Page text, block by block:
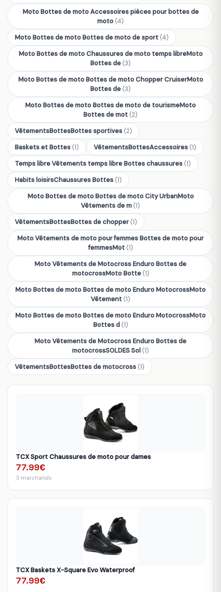
Moto Bottes de moto Accessoires pièces pour bottes de
moto (4)
Moto Bottes de moto Bottes de moto de sport (4)
Moto Bottes de moto Chaussures de moto temps libreMoto
Bottes de (3)
Moto Bottes de moto Bottes de moto Chopper CruiserMoto
Bottes de (3)
Moto Bottes de moto Bottes de moto de tourismeMoto
Bottes de mot (2)
VêtementsBottesBottes sportives (2)
Baskets et Bottes (1) VêtementsBottesAccessoires (1)
Temps libre Vêtements temps libre Bottes chaussures (1)
Habits loisirsChaussures Bottes (1)
Moto Bottes de moto Bottes de moto City UrbanMoto
Vêtements de m (1)
VêtementsBottesBottes de chopper (1)
Moto Vêtements de moto pour femmes Bottes de moto pour
femmesMot (1)
Moto Vêtements de Motocross Enduro Bottes de
motocrossMoto Botte (1)
Moto Bottes de moto Bottes de moto Enduro MotocrossMoto
Vêtement (1)
Moto Bottes de moto Bottes de moto Enduro MotocrossMoto
Bottes d (1)
Moto Vêtements de Motocross Enduro Bottes de
motocrossSOLDES Sol (1)
VêtementsBottesBottes de motocross (1)
TCX Sport Chaussures de moto pour dames
77.99€
3 marchands
TCX Baskets X-Square Evo Waterproof
77.99€